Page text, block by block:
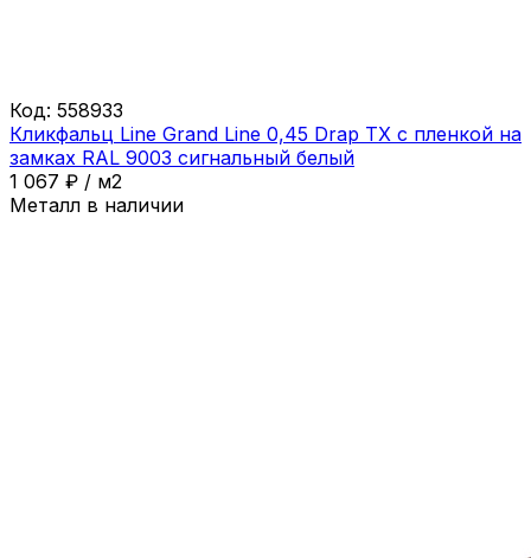
Код: 558933
Кликфальц Line Grand Line 0,45 Drap ТХ с пленкой на
замках RAL 9003 сигнальный белый
1 067 ₽ / м2
Металл в наличии